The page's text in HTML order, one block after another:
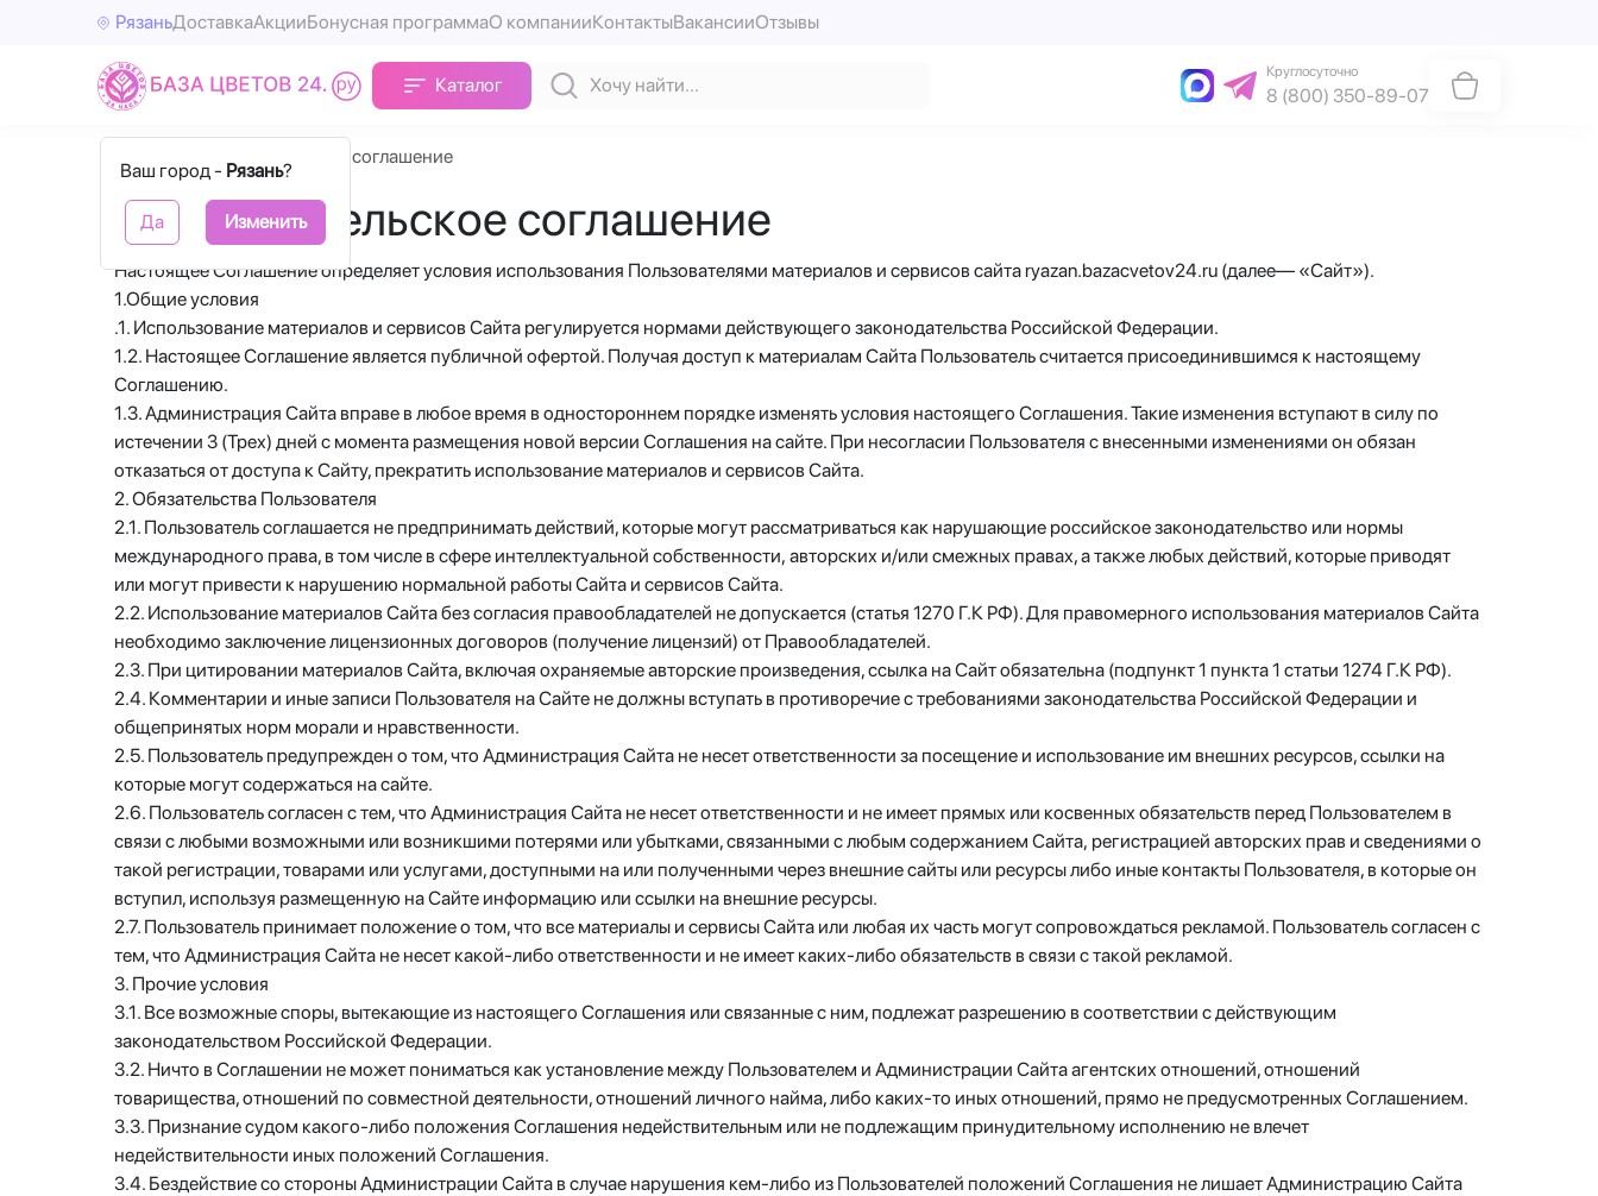
РязаньДоставкаАкцииБонусная программаО компанииКонтактыВакансииОтзывы
Каталог
Круглосуточно
8 (800) 350-89-07
Ваш город - Рязань?
Да Изменить
Пользовательское соглашение
Пользовательское соглашение
Настоящее Соглашение определяет условия использования Пользователями материалов и сервисов сайта ryazan.bazacvetov24.ru (далее— «Сайт»).
1.Общие условия
.1. Использование материалов и сервисов Сайта регулируется нормами действующего законодательства Российской Федерации.
1.2. Настоящее Соглашение является публичной офертой. Получая доступ к материалам Сайта Пользователь считается присоединившимся к настоящему
Соглашению.
1.3. Администрация Сайта вправе в любое время в одностороннем порядке изменять условия настоящего Соглашения. Такие изменения вступают в силу по
истечении 3 (Трех) дней с момента размещения новой версии Соглашения на сайте. При несогласии Пользователя с внесенными изменениями он обязан
отказаться от доступа к Сайту, прекратить использование материалов и сервисов Сайта.
2. Обязательства Пользователя
2.1. Пользователь соглашается не предпринимать действий, которые могут рассматриваться как нарушающие российское законодательство или нормы
международного права, в том числе в сфере интеллектуальной собственности, авторских и/или смежных правах, а также любых действий, которые приводят
или могут привести к нарушению нормальной работы Сайта и сервисов Сайта.
2.2. Использование материалов Сайта без согласия правообладателей не допускается (статья 1270 Г.К РФ). Для правомерного использования материалов Сайта
необходимо заключение лицензионных договоров (получение лицензий) от Правообладателей.
2.3. При цитировании материалов Сайта, включая охраняемые авторские произведения, ссылка на Сайт обязательна (подпункт 1 пункта 1 статьи 1274 Г.К РФ).
2.4. Комментарии и иные записи Пользователя на Сайте не должны вступать в противоречие с требованиями законодательства Российской Федерации и
общепринятых норм морали и нравственности.
2.5. Пользователь предупрежден о том, что Администрация Сайта не несет ответственности за посещение и использование им внешних ресурсов, ссылки на
которые могут содержаться на сайте.
2.6. Пользователь согласен с тем, что Администрация Сайта не несет ответственности и не имеет прямых или косвенных обязательств перед Пользователем в
связи с любыми возможными или возникшими потерями или убытками, связанными с любым содержанием Сайта, регистрацией авторских прав и сведениями о
такой регистрации, товарами или услугами, доступными на или полученными через внешние сайты или ресурсы либо иные контакты Пользователя, в которые он
вступил, используя размещенную на Сайте информацию или ссылки на внешние ресурсы.
2.7. Пользователь принимает положение о том, что все материалы и сервисы Сайта или любая их часть могут сопровождаться рекламой. Пользователь согласен с
тем, что Администрация Сайта не несет какой-либо ответственности и не имеет каких-либо обязательств в связи с такой рекламой.
3. Прочие условия
3.1. Все возможные споры, вытекающие из настоящего Соглашения или связанные с ним, подлежат разрешению в соответствии с действующим
законодательством Российской Федерации.
3.2. Ничто в Соглашении не может пониматься как установление между Пользователем и Администрации Сайта агентских отношений, отношений
товарищества, отношений по совместной деятельности, отношений личного найма, либо каких-то иных отношений, прямо не предусмотренных Соглашением.
3.3. Признание судом какого-либо положения Соглашения недействительным или не подлежащим принудительному исполнению не влечет
недействительности иных положений Соглашения.
3.4. Бездействие со стороны Администрации Сайта в случае нарушения кем-либо из Пользователей положений Соглашения не лишает Администрацию Сайта